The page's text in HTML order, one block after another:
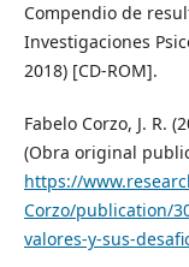
Compendio de
Investigaciones
2018) [CD-ROM].
Fabelo Corzo, J. R.
(Obra original
https://
Corzo/publication/
valores-y-sus-